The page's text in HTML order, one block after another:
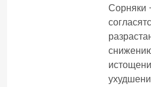
Сорняки